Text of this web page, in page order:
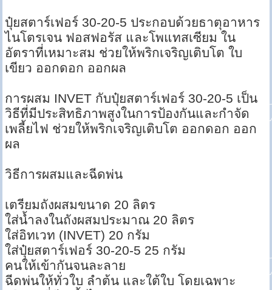
ปุ๋ยสตาร์เฟอร์ 30-20-5 ประกอบด้วยธาตุอาหาร
ไนโตรเจน ฟอสฟอรัส และโพแทสเซียม ใน
อัตราที่เหมาะสม ช่วยให้พริกเจริญเติบโต ใบ
เขียว ออกดอก ออกผล
การผสม INVET กับปุ๋ยสตาร์เฟอร์ 30-20-5 เป็น
วิธีที่มีประสิทธิภาพสูงในการป้องกันและกำจัด
เพลี้ยไฟ ช่วยให้พริกเจริญเติบโต ออกดอก ออก
ผล
วิธีการผสมและฉีดพ่น
เตรียมถังผสมขนาด 20 ลิตร
ใส่น้ำลงในถังผสมประมาณ 20 ลิตร
ใส่อิทเวท (INVET) 20 กรัม
ใส่ปุ๋ยสตาร์เฟอร์ 30-20-5 25 กรัม
คนให้เข้ากันจนละลาย
ฉีดพ่นให้ทั่วใบ ลำต้น และใต้ใบ โดยเฉพาะ